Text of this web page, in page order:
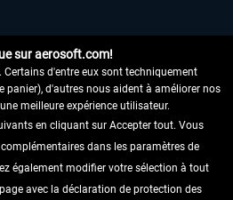
sur aerosoft.com!
Certains d'entre eux sont techniquement
panier), d'autres nous aident à améliorer nos
meilleure expérience utilisateur.
en cliquant sur Accepter tout. Vous
dans les paramètres de
également modifier votre sélection à tout
avec la déclaration de protection des